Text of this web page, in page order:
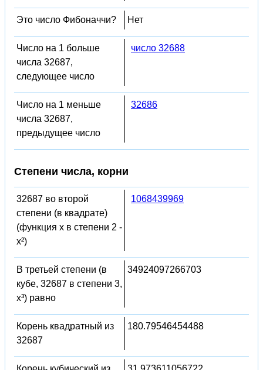
Это число Фибоначчи? Нет
Число на 1 больше
числа 32687,
следующее число
число 32688
Число на 1 меньше
числа 32687,
предыдущее число
32686
Степени числа, корни
32687 во второй
степени (в квадрате)
(функция x в степени 2 -
x²)
1068439969
В третьей степени (в
кубе, 32687 в степени 3,
x³) равно
34924097266703
Корень квадратный из
32687
180.79546454488